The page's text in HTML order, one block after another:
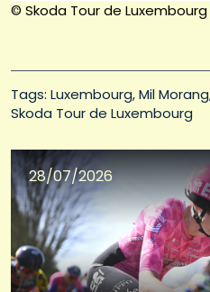
© Skoda Tour de Luxembourg
Tags: Luxembourg Mil Morang
Skoda Tour de Luxembourg
28/07/2026